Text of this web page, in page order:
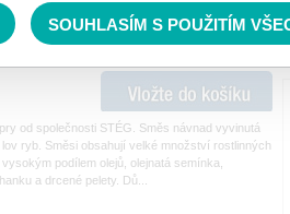
»
od společnosti STÉG. Směs návnad vyvinutá
ryb. Směsi obsahují velké množství rostlinných
podílem olejů, olejnatá semínka,
a drcené pelety. Dů...
SOUHLASÍM S POUŽITÍM